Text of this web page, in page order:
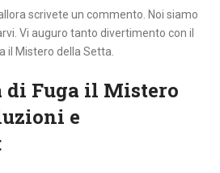
scrivete un commento. Noi siamo
Vi auguro tanto divertimento con il
il Mistero della Setta.
Fuga il Mistero
e